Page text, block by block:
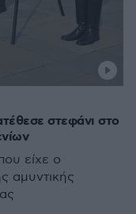
στεφάνι στο
είχε ο
αμυντικής